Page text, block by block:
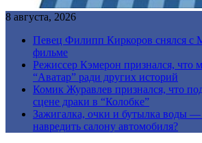
8 августа, 2026
Певец Филипп Киркоров снялся с
фильме
Режиссер Кэмерон признался, что
“Аватар” ради других историй
Комик Журавлев признался, что
сцене драки в “Колобке”
Зажигалка, очки и бутылка воды —
навредить салону автомобиля?